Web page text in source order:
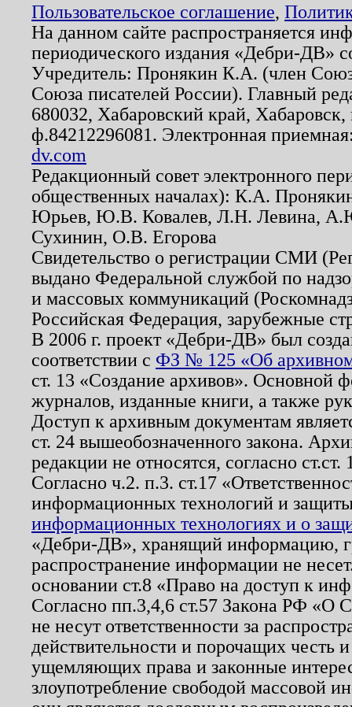
Пользовательское соглашение,
На данном сайте распространяется
периодического издания «Дебри-ДВ»
Учредитель: Пронякин К.А. (член
Союза писателей России). Главный
680032, Хабаровский край,
ф.84212296081. Электронная
dv.com
Редакционный совет электронного
общественных началах): К.А.
Юрьев, Ю.В. Ковалев, Л.Н. Левина,
Сухинин, О.В. Егорова
Свидетельство о регистрации СМИ
выдано Федеральной службой по
и массовых коммуникаций
Российская Федерация, зарубежные
В 2006 г. проект «Дебри-ДВ» был
соответствии с ФЗ № 125 «Об
ст. 13 «Создание архивов». Основной
журналов, изданные книги, а также
Доступ к архивным документам
ст. 24 вышеобозначенного закона.
редакции не относятся, согласно
Согласно ч.2. п.3. ст.17
информационных технологий и
информационных технологиях и о
«Дебри-ДВ», хранящий информацию,
распространение информации не
основании ст.8 «Право на доступ к
Согласно пп.3,4,6 ст.57 Закона РФ «О
не несут ответственности за
действительности и порочащих честь
ущемляющих права и законные
злоупотребление свободой массовой